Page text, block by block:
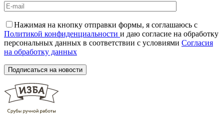
Нажимая на кнопку отправки формы, я соглашаюсь с
Политикой конфиденциальности и даю согласие на обработку
персональных данных в соответствии с условиями Согласия
на обработку данных